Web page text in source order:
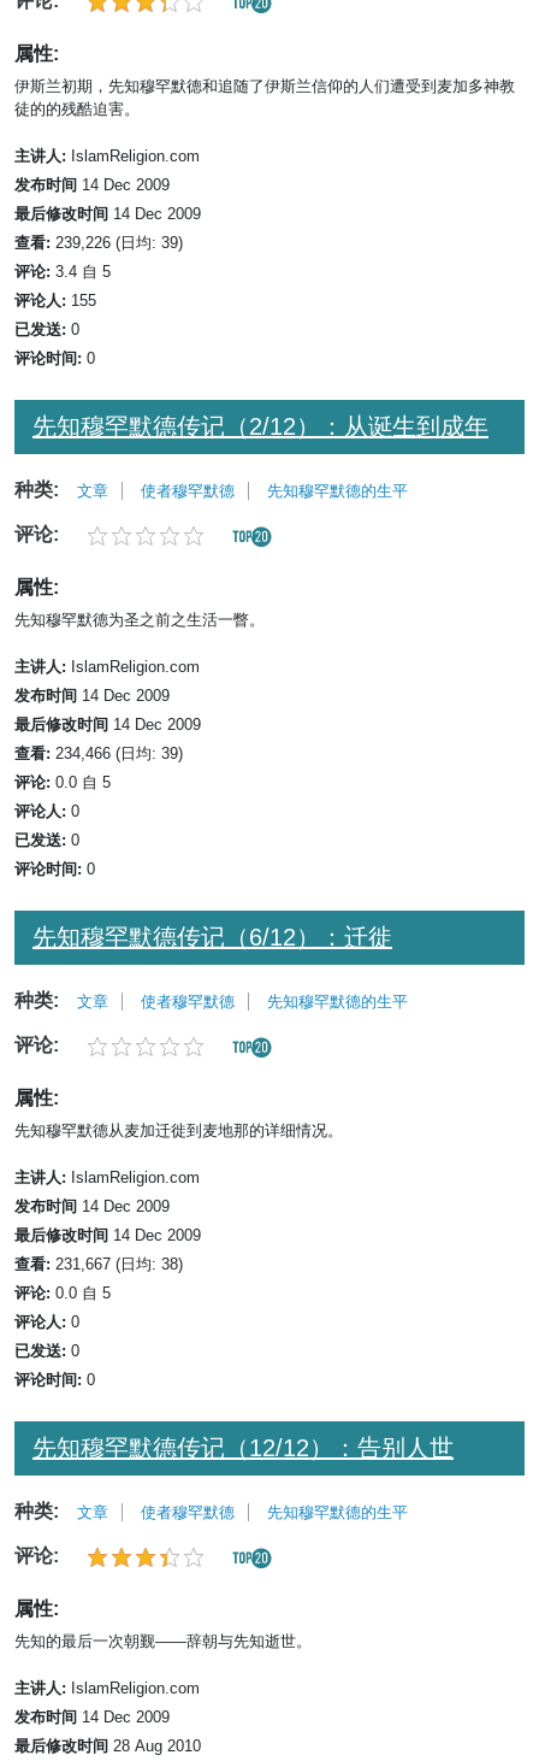
属性:
伊斯兰初期，先知穆罕默德和追随了伊斯兰信仰的人们遭受到麦加多神教
徒的的残酷迫害。
主讲人: IslamReligion.com
发布时间 14 Dec 2009
最后修改时间 14 Dec 2009
查看: 239,226 (日均: 39)
评论: 3.4 自 5
评论人: 155
已发送: 0
评论时间: 0
先知穆罕默德传记（2/12）：从诞生到成年
种类: 文章 使者穆罕默德 先知穆罕默德的生平
评论:
属性:
先知穆罕默德为圣之前之生活一瞥。
主讲人: IslamReligion.com
发布时间 14 Dec 2009
最后修改时间 14 Dec 2009
查看: 234,466 (日均: 39)
评论: 0.0 自 5
评论人: 0
已发送: 0
评论时间: 0
先知穆罕默德传记（6/12）：迁徙
种类: 文章 使者穆罕默德 先知穆罕默德的生平
评论:
属性:
先知穆罕默德从麦加迁徙到麦地那的详细情况。
主讲人: IslamReligion.com
发布时间 14 Dec 2009
最后修改时间 14 Dec 2009
查看: 231,667 (日均: 38)
评论: 0.0 自 5
评论人: 0
已发送: 0
评论时间: 0
先知穆罕默德传记（12/12）：告别人世
种类: 文章 使者穆罕默德 先知穆罕默德的生平
评论:
属性:
先知的最后一次朝觐——辞朝与先知逝世。
主讲人: IslamReligion.com
发布时间 14 Dec 2009
最后修改时间 28 Aug 2010